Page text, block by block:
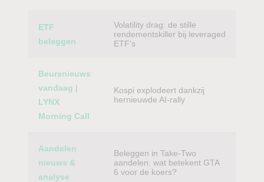
ETF
beleggen
Volatility drag: de stille
rendementskiller bij leveraged
ETF’s
Beursnieuws
vandaag |
LYNX
Morning Call
Kospi explodeert dankzij
hernieuwde AI-rally
Aandelen
nieuws &
analyse
Beleggen in Take-Two
aandelen: wat betekent GTA
6 voor de koers?